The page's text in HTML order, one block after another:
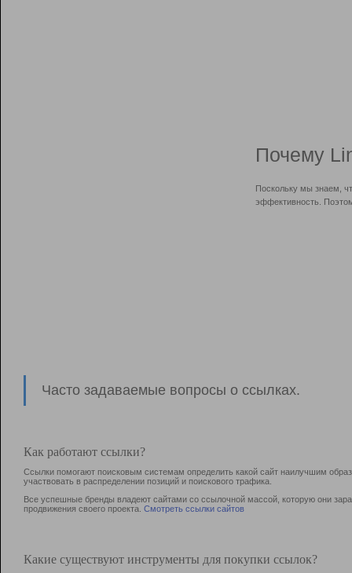
Почему
Поскольку мы знаем,
эффективность.
Часто задаваемые вопросы о ссылках.
Как работают ссылки?
Ссылки помогают поисковым системам определить какой сайт наилучшим
участвовать в раcпределении позиций и поискового трафика.
Все успешные бренды владеют сайтами со ссылочной массой, которую они
продвижения своего проекта. Смотреть ссылки сайтов
Какие существуют инструменты для покупки ссылок?